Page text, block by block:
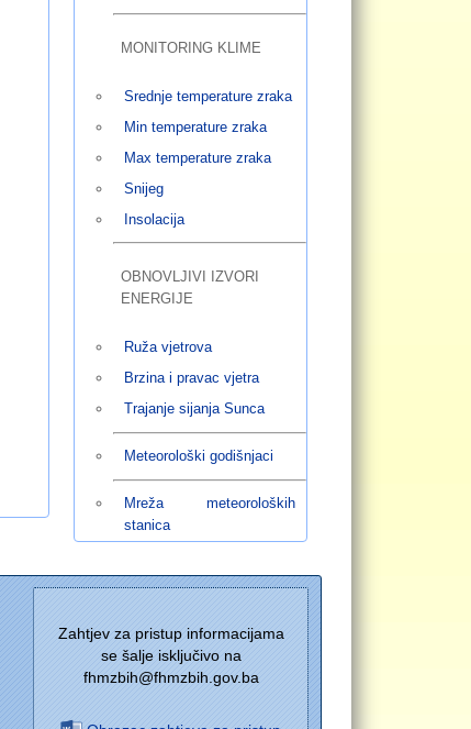
MONITORING KLIME
Srednje temperature zraka
Min temperature zraka
Max temperature zraka
Snijeg
Insolacija
OBNOVLJIVI IZVORI
ENERGIJE
Ruža vjetrova
Brzina i pravac vjetra
Trajanje sijanja Sunca
Meteorološki godišnjaci
Mreža meteoroloških
stanica
Zahtjev za pristup informacijama
se šalje isključivo na
fhmzbih@fhmzbih.gov.ba